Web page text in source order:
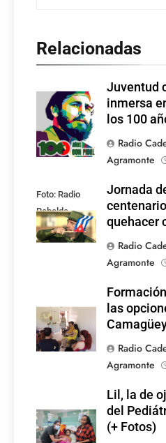
Relacionadas
Foto: Internet
Juventud
inmersa
los 100
Radio
Agramonte
Foto: Radio
Rebelde
Jornada
quehacer
Radio
Agramonte
las
Radio
Agramonte
Lil, la de
del
(+ Fotos)